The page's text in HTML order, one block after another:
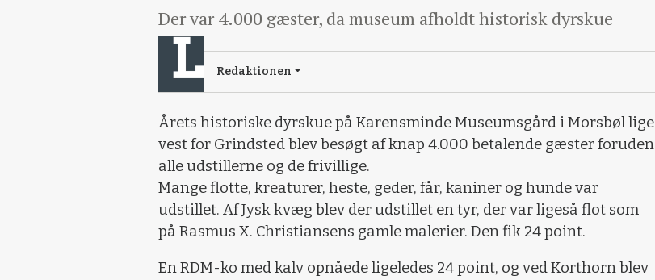
Der var 4.000 gæster, da museum afholdt historisk dyrskue
Redaktionen
Årets historiske dyrskue på Karensminde Museumsgård i Morsbøl lige
vest for Grindsted blev besøgt af knap 4.000 betalende gæster foruden
alle udstillerne og de frivillige.
Mange flotte, kreaturer, heste, geder, får, kaniner og hunde var
udstillet. Af Jysk kvæg blev der udstillet en tyr, der var ligeså flot som
på Rasmus X. Christiansens gamle malerier. Den fik 24 point.
En RDM-ko med kalv opnåede ligeledes 24 point, og ved Korthorn blev